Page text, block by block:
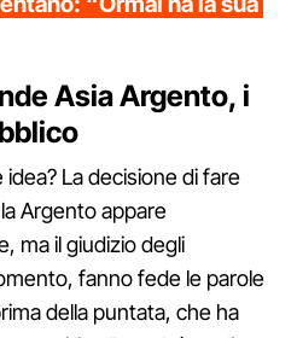
Asia Argento, i
La decisione di fare
Argento appare
ma il giudizio degli
fanno fede le parole
della puntata, che ha